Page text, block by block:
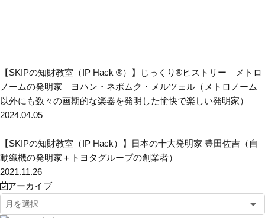
【SKIPの知財教室（IP Hack ®）】じっくり®ヒストリー メトロ
ノームの発明家 ヨハン・ネポムク・メルツェル（メトロノーム
以外にも数々の画期的な楽器を発明した愉快で楽しい発明家）
2024.04.05
【SKIPの知財教室（IP Hack）】日本の十大発明家 豊田佐吉（自
動織機の発明家＋トヨタグループの創業者）
2021.11.26
アーカイブ